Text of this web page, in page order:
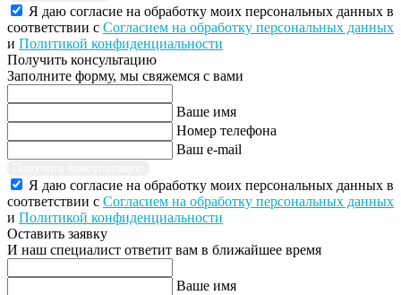
Я даю согласие на обработку моих персональных данных в
соответствии с Согласием на обработку персональных данных
и Политикой конфиденциальности
Получить консультацию
Заполните форму, мы свяжемся с вами
Ваше имя
Номер телефона
Ваш e-mail
Я даю согласие на обработку моих персональных данных в
соответствии с Согласием на обработку персональных данных
и Политикой конфиденциальности
Оставить заявку
И наш специалист ответит вам в ближайшее время
Ваше имя